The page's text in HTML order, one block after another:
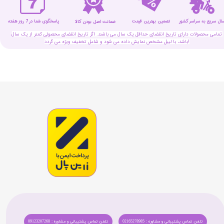
تمامی محصولات دارای تاریخ انقضای حداقل یک سال می باشند. اگر تاریخ انقضای محصولی کمتر از یک سال
باشد، با لیبل مشخص نمایش داده می شود و شامل تخفیف ویژه می گردد!
ضمانت اصل بودن کالا تضمین بهترین قیمت پاسخگوی شما در 7 روز هفته سریع به سراسر کشور
تلفن تماس پشتیبانی و مشاوره : 09123207268 تلفن تماس پشتیبانی و مشاوره : 02165278985